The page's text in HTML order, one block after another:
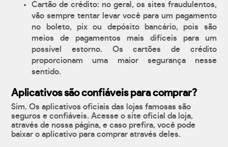
Cartão de crédito: no geral, os sites fraudulentos,
vão sempre tentar levar você para um pagamento
no boleto, pix ou depósito bancário, pois são
meios de pagamentos mais difíceis para um
possível estorno. Os cartões de crédito
proporcionam uma maior segurança nesse
sentido.
Aplicativos são confiáveis para comprar?
Sim. Os aplicativos oficiais das lojas famosas são
seguros e confiáveis. Acesse o site oficial da loja,
através de nossa página, e caso prefira, você pode
baixar o aplicativo para comprar através deles.